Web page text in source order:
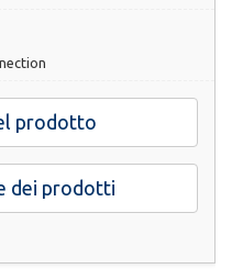
prodotto
dei prodotti